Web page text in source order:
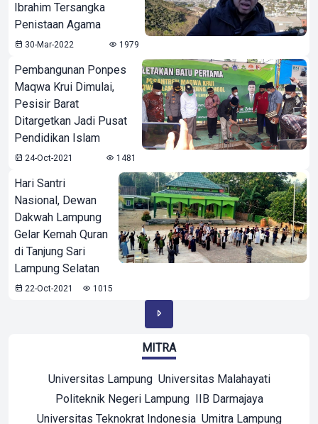
Ibrahim Tersangka
Penistaan Agama
30-Mar-2022 1979
Pembangunan Ponpes
Maqwa Krui Dimulai,
Pesisir Barat
Ditargetkan Jadi Pusat
Pendidikan Islam
24-Oct-2021 1481
Hari Santri
Nasional, Dewan
Dakwah Lampung
Gelar Kemah Quran
di Tanjung Sari
Lampung Selatan
22-Oct-2021 1015
MITRA
Universitas Lampung Universitas Malahayati
Politeknik Negeri Lampung IIB Darmajaya
Universitas Teknokrat Indonesia Umitra Lampung